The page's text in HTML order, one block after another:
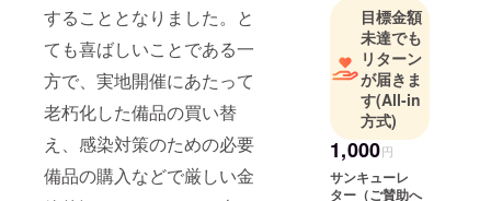
することとなりました。と
ても喜ばしいことである一
方で、実地開催にあたって
老朽化した備品の買い替
え、感染対策のための必要
備品の購入などで厳しい金
目標金額
未達でも
リターン
が届きま
す(All-in
方式)
1,000円
サンキューレ
ター（ご賛助へ